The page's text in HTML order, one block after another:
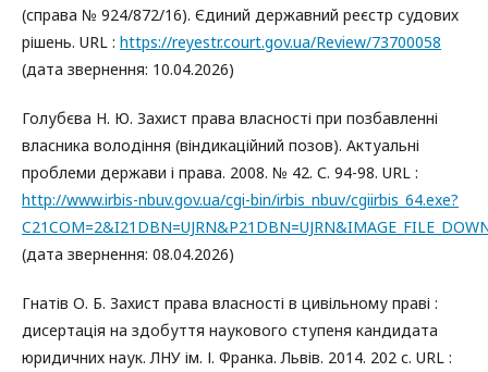
(справа № 924/872/16). Єдиний державний реєстр судових
рішень. URL : https://reyestr.court.gov.ua/Review/73700058
(дата звернення: 10.04.2026)
Голубєва Н. Ю. Захист права власності при позбавленні
власника володіння (віндикаційний позов). Актуальні
проблеми держави і права. 2008. № 42. С. 94-98. URL :
http://www.irbis-nbuv.gov.ua/cgi-bin/irbis_nbuv/cgiirbis_64.exe?
(дата звернення: 08.04.2026)
Гнатів О. Б. Захист права власності в цивільному праві :
дисертація на здобуття наукового ступеня кандидата
юридичних наук. ЛНУ ім. І. Франка. Львів. 2014. 202 с. URL :